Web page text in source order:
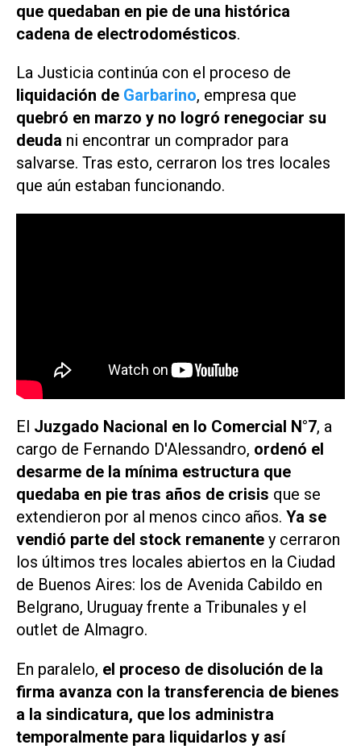
que quedaban en pie de una histórica
cadena de electrodomésticos.
La Justicia continúa con el proceso de
liquidación de Garbarino, empresa que
quebró en marzo y no logró renegociar su
deuda ni encontrar un comprador para
salvarse. Tras esto, cerraron los tres locales
que aún estaban funcionando.
El Juzgado Nacional en lo Comercial N°7, a
cargo de Fernando D'Alessandro, ordenó el
desarme de la mínima estructura que
quedaba en pie tras años de crisis que se
extendieron por al menos cinco años. Ya se
vendió parte del stock remanente y cerraron
los últimos tres locales abiertos en la Ciudad
de Buenos Aires: los de Avenida Cabildo en
Belgrano, Uruguay frente a Tribunales y el
outlet de Almagro.
En paralelo, el proceso de disolución de la
firma avanza con la transferencia de bienes
a la sindicatura, que los administra
temporalmente para liquidarlos y así